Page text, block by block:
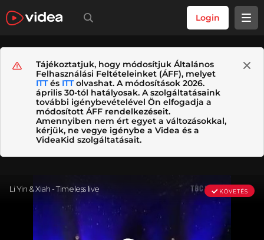
Login
Tájékoztatjuk, hogy módosítjuk Általános
Felhasználási Feltételeinket (ÁFF), melyet
ITTés ITTolvashat. A módosítások 2026.
április 30-tól hatályosak. A szolgáltatásaink
további igénybevételével Ön elfogadja a
módosított ÁFF rendelkezéseit.
Amennyiben nem ért egyet a változásokkal,
kérjük, ne vegye igénybe a Videa és a
VideaKid szolgáltatásait.